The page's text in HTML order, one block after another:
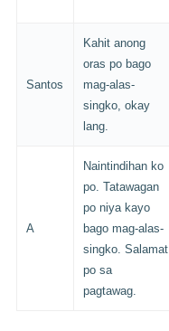
Santos
Kahit anong
oras po bago
mag-alas-
singko, okay
lang.
A
Naintindihan ko
po. Tatawagan
po niya kayo
bago mag-alas-
singko. Salamat
po sa
pagtawag.